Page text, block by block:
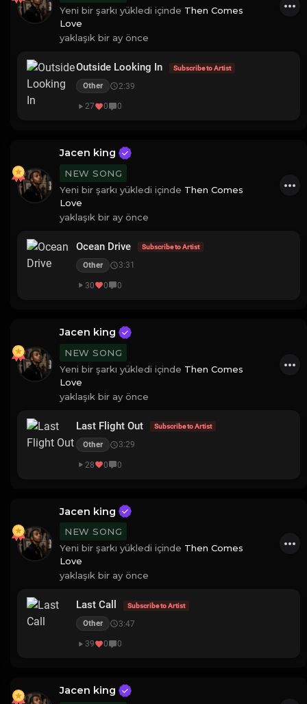
Yeni bir şarkı yükledi içinde Then Comes
Love
yaklaşık bir ay önce
Outside Looking In Subscribe to Artist
Other 2:39
27 0 0
Jacen king
NEW SONG
Yeni bir şarkı yükledi içinde Then Comes
Love
yaklaşık bir ay önce
Ocean Drive Subscribe to Artist
Other 3:31
30 0 0
Jacen king
NEW SONG
Yeni bir şarkı yükledi içinde Then Comes
Love
yaklaşık bir ay önce
Last Flight Out Subscribe to Artist
Other 3:29
28 0 0
Jacen king
NEW SONG
Yeni bir şarkı yükledi içinde Then Comes
Love
yaklaşık bir ay önce
Last Call Subscribe to Artist
Other 3:47
39 0 0
Jacen king